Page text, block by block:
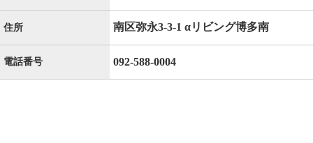
住所 南区弥永3-3-1 αリビング博多南
電話番号 092-588-0004